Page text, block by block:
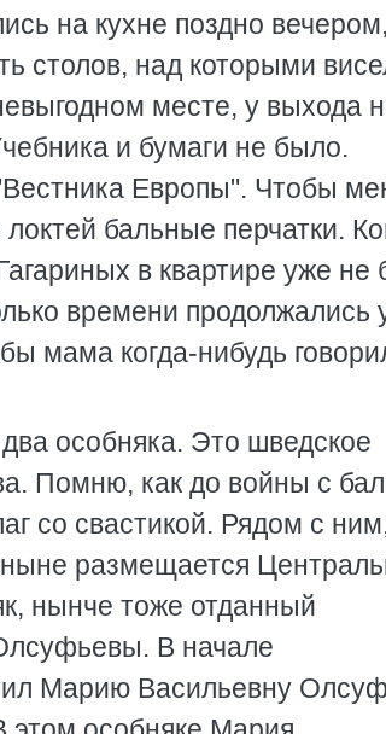
на кухне поздно вечером,
столов, над которыми
месте, у выхода
и бумаги не было.
Европы". Чтобы
бальные перчатки.
в квартире уже не
времени продолжались
мама когда-нибудь
особняка. Это шведское
Помню, как до войны с
со свастикой. Рядом с
размещается
нынче тоже отданный
В начале
Марию Васильевну